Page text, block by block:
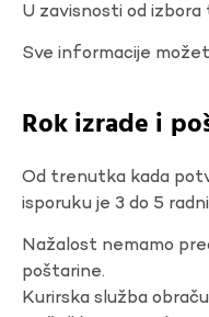
U zavisnosti od
Sve informacije
Rok izrade i
Od trenutka kada
isporuku je 3 do 5
Nažalost nemamo
poštarine.
Kurirska služba